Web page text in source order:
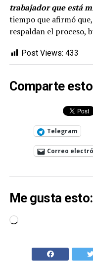
trabajador que está
tiempo que afirmó
respaldan el proceso,
Post Views: 433
Comparte
Telegram
Correo
Me gusta esto:
Cargando...